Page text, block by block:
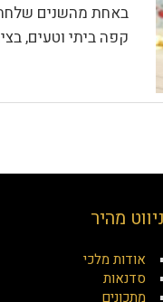
באחת מהשנים
קפה ביתי וטעים,
ניווט מהיר
אודות מלכי
סדנאות
מתכונים